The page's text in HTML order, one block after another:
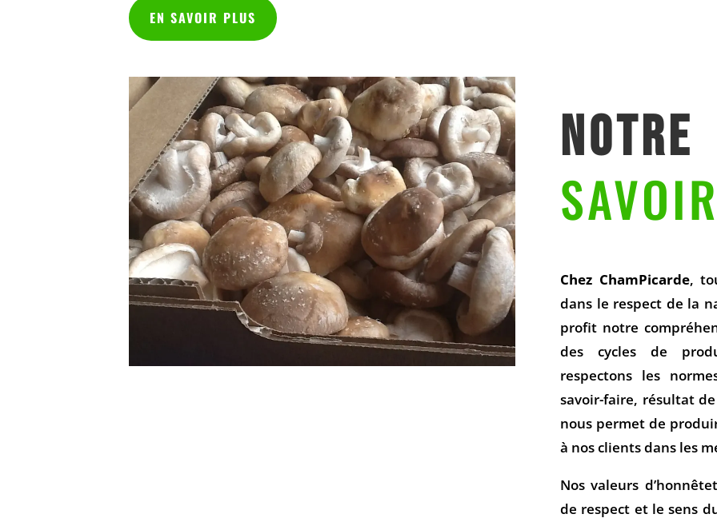
EN SAVOIR PLUS
NOTRE
Chez ChamPicarde,
dans le respect de la
profit notre
des cycles de
respectons les
savoir-faire, résultat
nous permet de
à nos clients dans les
Nos valeurs
de respect et le sens